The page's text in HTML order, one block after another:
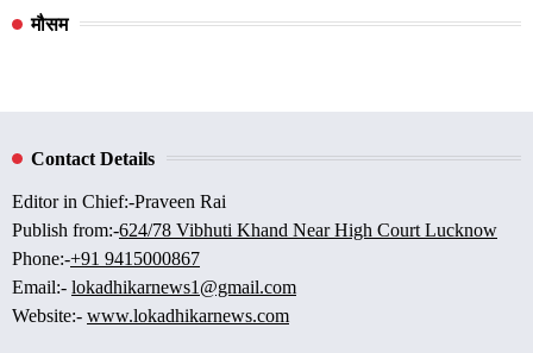
मौसम
Contact Details
Editor in Chief:-Praveen Rai
Publish from:-624/78 Vibhuti Khand Near High Court Lucknow
Phone:-+91 9415000867
Email:- lokadhikarnews1@gmail.com
Website:- www.lokadhikarnews.com